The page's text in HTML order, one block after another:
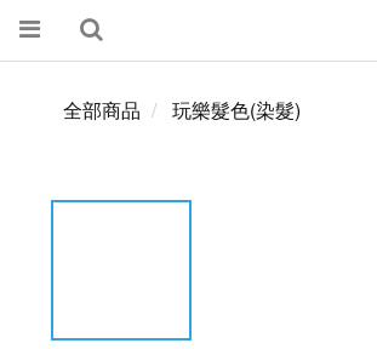
全部商品 玩樂髮色(染髮)